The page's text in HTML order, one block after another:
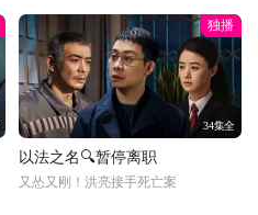
独播
34集全
以法之名🔍暂停离职
又怂又刚！洪亮接手死亡案